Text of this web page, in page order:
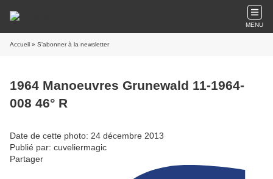
MENU
Accueil » S'abonner à la newsletter
1964 Manoeuvres Grunewald 11-1964-
008 46° R
Date de cette photo: 24 décembre 2013
Publié par: cuveliermagic
Partager